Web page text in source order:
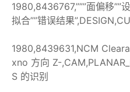
1980,8436767,”””面偏移””
拟合””错误结果
1980,8439631,NCM
xno 方向 Z-
S 的识别